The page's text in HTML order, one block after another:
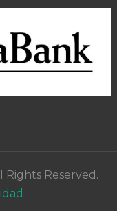
Rights Reserved.